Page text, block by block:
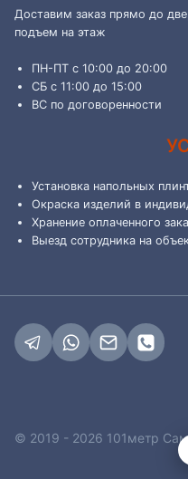
Доставим заказ прямо до
подъем на этаж
ПН-ПТ с 10:00 до 20:00
СБ с 11:00 до 15:00
ВС по договоренности
Установка напольных
Окраска изделий в
Хранение оплаченного
Выезд сотрудника на
© 2019 - 2026 101метр